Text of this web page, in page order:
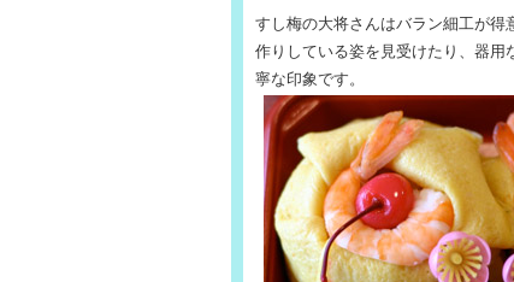
すし梅の大将さんはバラン細工が
作りしている姿を見受けたり、器
寧な印象です。